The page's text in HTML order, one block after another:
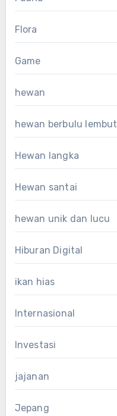
Flora
Game
hewan
hewan berbulu lembut
Hewan langka
Hewan santai
hewan unik dan lucu
Hiburan Digital
ikan hias
Internasional
Investasi
jajanan
Jepang